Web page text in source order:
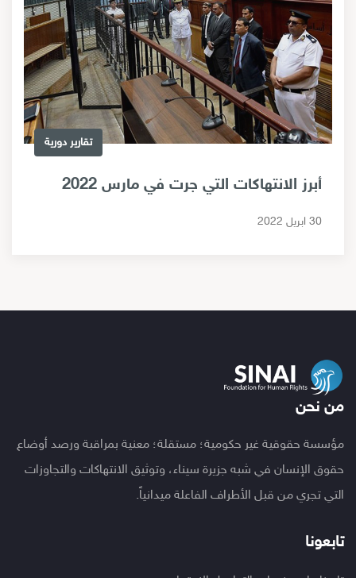
تقارير دورية
أبرز الانتهاكات التي جرت في مارس 2022
30 ابريل 2022
من نحن
مؤسسة حقوقية غير حكومية؛ مستقلة؛ معنية بمراقبة ورصد أوضاع
حقوق الإنسان في شبه جزيرة سيناء، وتوثيق الانتهاكات والتجاوزات
التي تجري من قبل الأطراف الفاعلة ميدانياً.
تابعونا